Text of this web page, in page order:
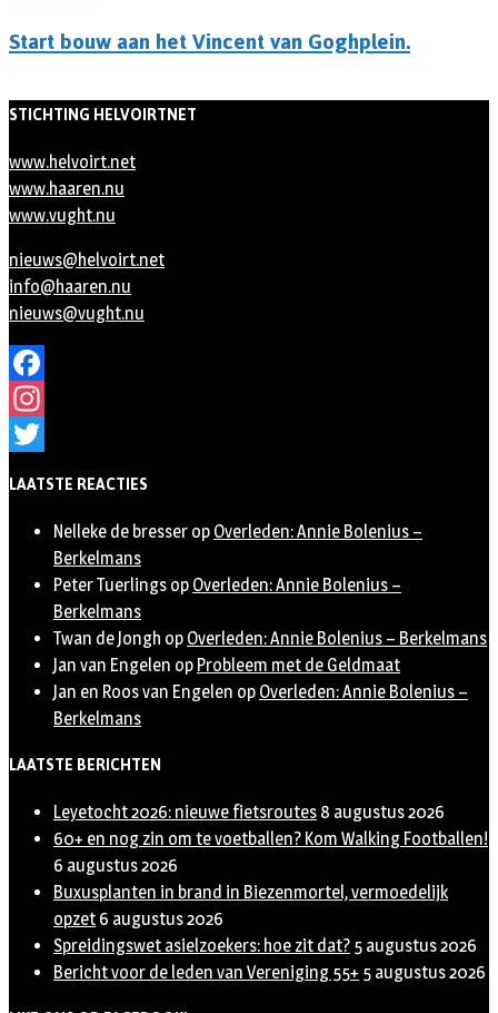
Start bouw aan het Vincent van Goghplein.
STICHTING HELVOIRTNET
www.helvoirt.net
www.haaren.nu
www.vught.nu
nieuws@helvoirt.net
info@haaren.nu
nieuws@vught.nu
Facebook
Instagram
LAATSTE REACTIES
Nelleke de bresser op Overleden: Annie Bolenius –
Berkelmans
Peter Tuerlings op Overleden: Annie Bolenius –
Berkelmans
Twan de Jongh op Overleden: Annie Bolenius – Berkelmans
Jan van Engelen op Probleem met de Geldmaat
Jan en Roos van Engelen op Overleden: Annie Bolenius –
Berkelmans
LAATSTE BERICHTEN
Leyetocht 2026: nieuwe fietsroutes 8 augustus 2026
60+ en nog zin om te voetballen? Kom Walking Footballen!
6 augustus 2026
Buxusplanten in brand in Biezenmortel, vermoedelijk
opzet 6 augustus 2026
Spreidingswet asielzoekers: hoe zit dat? 5 augustus 2026
Bericht voor de leden van Vereniging 55+ 5 augustus 2026